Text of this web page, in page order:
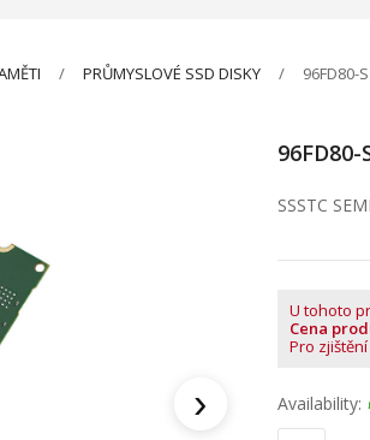
PRŮMYSLOVÉ SSD DISKY 96FD80-
›
96FD80-
SSSTC
U tohoto
Cena
Pro
Availability: